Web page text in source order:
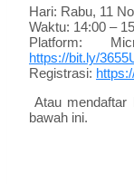
Hari: Rabu, 11
Waktu: 14:00 –
Platform:
https://bit.ly/
Registrasi:
Atau mendaftar
bawah ini.